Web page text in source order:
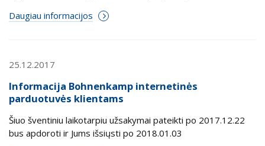
Daugiau informacijos
25.12.2017
Informacija Bohnenkamp internetinės
parduotuvės klientams
Šiuo šventiniu laikotarpiu užsakymai pateikti po 2017.12.22
bus apdoroti ir Jums išsiųsti po 2018.01.03